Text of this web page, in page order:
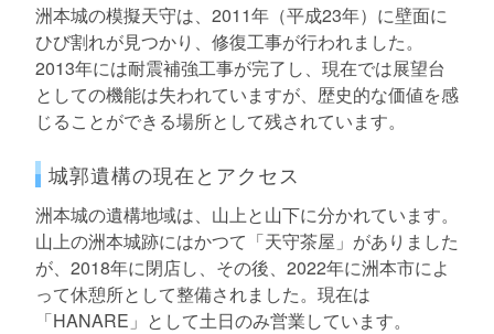
洲本城の模擬天守は、2011年（平成23年）に壁面に
ひび割れが見つかり、修復工事が行われました。
2013年には耐震補強工事が完了し、現在では展望台
としての機能は失われていますが、歴史的な価値を感
じることができる場所として残されています。
城郭遺構の現在とアクセス
洲本城の遺構地域は、山上と山下に分かれています。
山上の洲本城跡にはかつて「天守茶屋」がありました
が、2018年に閉店し、その後、2022年に洲本市によ
って休憩所として整備されました。現在は
「HANARE」として土日のみ営業しています。